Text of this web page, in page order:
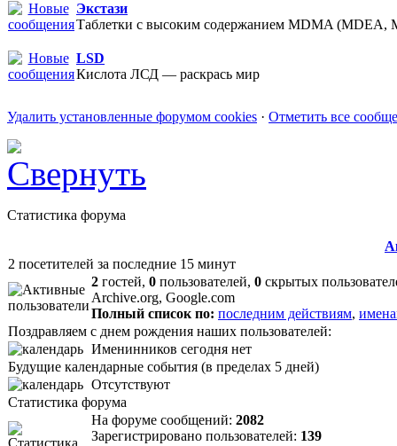
Экстази
Таблетки с высоким содержанием MDMA (MDEA,
LSD
Кислота ЛСД — раскрась мир
Удалить установленные форумом cookies · Отметить все
Статистика форума
2 посетителей за последние 15 минут
2 гостей, 0 пользователей, 0 скрытых
Archive.org, Google.com
Полный список по: последним действиям,
Поздравляем с днем рождения наших пользователей:
Именинников сегодня нет
Будущие календарные события (в пределах 5 дней)
Отсутствуют
Статистика форума
На форуме сообщений: 2082
Зарегистрировано пользователей: 139